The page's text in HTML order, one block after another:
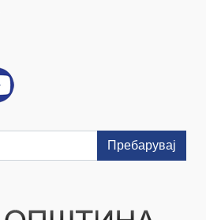
Пребарувај